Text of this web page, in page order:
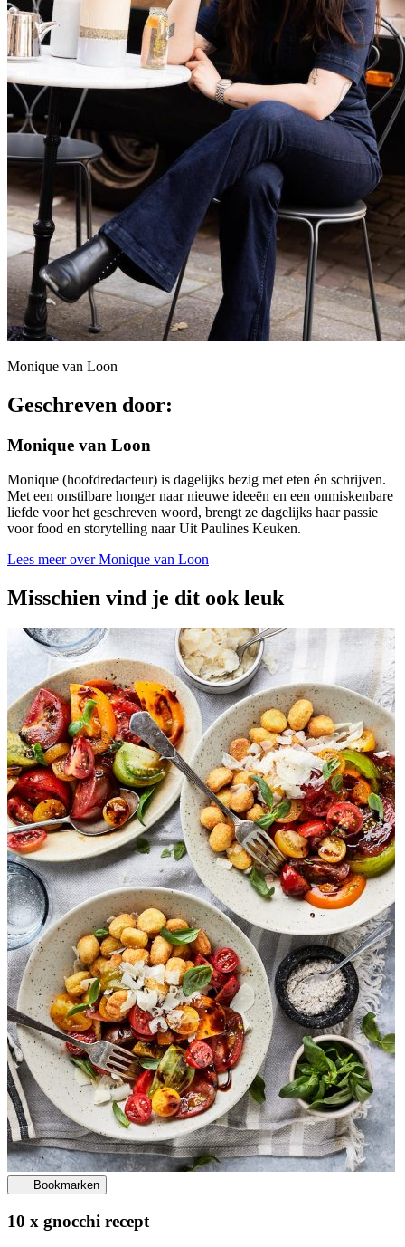
Monique van Loon
Geschreven door:
Monique van Loon
Monique (hoofdredacteur) is dagelijks bezig met eten én schrijven.
Met een onstilbare honger naar nieuwe ideeën en een onmiskenbare
liefde voor het geschreven woord, brengt ze dagelijks haar passie
voor food en storytelling naar Uit Paulines Keuken.
Lees meer over Monique van Loon
Misschien vind je dit ook leuk
Bookmarken
10 x gnocchi recept